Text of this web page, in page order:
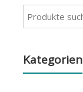
Kategorien